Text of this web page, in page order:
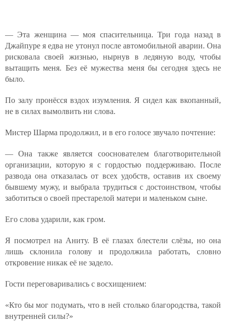
— Эта женщина — моя спасительница. Три года назад в
Джайпуре я едва не утонул после автомобильной аварии. Она
рисковала своей жизнью, нырнув в ледяную воду, чтобы
вытащить меня. Без её мужества меня бы сегодня здесь не
было.
По залу пронёсся вздох изумления. Я сидел как вкопанный,
не в силах вымолвить ни слова.
Мистер Шарма продолжил, и в его голосе звучало почтение:
— Она также является сооснователем благотворительной
организации, которую я с гордостью поддерживаю. После
развода она отказалась от всех удобств, оставив их своему
бывшему мужу, и выбрала трудиться с достоинством, чтобы
заботиться о своей престарелой матери и маленьком сыне.
Его слова ударили, как гром.
Я посмотрел на Аниту. В её глазах блестели слёзы, но она
лишь склонила голову и продолжила работать, словно
откровение никак её не задело.
Гости переговаривались с восхищением:
«Кто бы мог подумать, что в ней столько благородства, такой
внутренней силы?»